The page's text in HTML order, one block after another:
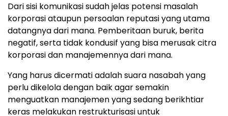
Dari sisi komunikasi sudah jelas potensi masalah
korporasi ataupun persoalan reputasi yang utama
datangnya dari mana. Pemberitaan buruk, berita
negatif, serta tidak kondusif yang bisa merusak citra
korporasi dan manajemennya dari mana.
Yang harus dicermati adalah suara nasabah yang
perlu dikelola dengan baik agar semakin
menguatkan manajemen yang sedang berikhtiar
keras melakukan restrukturisasi untuk